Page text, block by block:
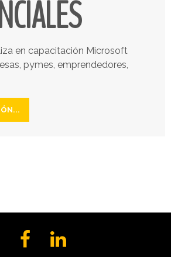
en capacitación Microsoft
pymes, emprendedores,